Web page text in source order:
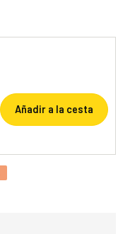
Añadir a la cesta